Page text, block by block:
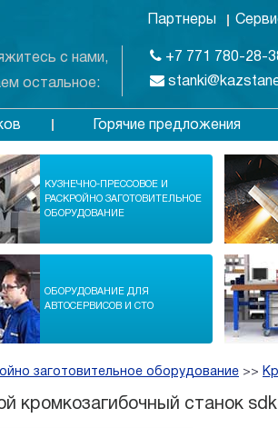
с нами,
остальное:
Партнеры
+7 771 780-28-
Горячие предложения
КУЗНЕЧНО-ПРЕССОВОЕ И
РАСКРОЙНО ЗАГОТОВИТЕЛЬНОЕ
ОБОРУДОВАНИЕ
ОБОРУДОВАНИЕ ДЛЯ
АВТОСЕРВИСОВ И СТО
заготовительное оборудование >>
кромкозагибочный станок